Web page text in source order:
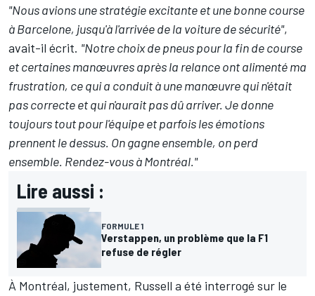
"Nous avions une stratégie excitante et une bonne course
à Barcelone, jusqu'à l'arrivée de la voiture de sécurité",
avait-il écrit. "Notre choix de pneus pour la fin de course
et certaines manœuvres après la relance ont alimenté ma
frustration, ce qui a conduit à une manœuvre qui n'était
pas correcte et qui n'aurait pas dû arriver. Je donne
toujours tout pour l'équipe et parfois les émotions
prennent le dessus. On gagne ensemble, on perd
ensemble. Rendez-vous à Montréal."
Lire aussi :
FORMULE 1
Verstappen, un problème que la F1
refuse de régler
À Montréal, justement, Russell a été interrogé sur le